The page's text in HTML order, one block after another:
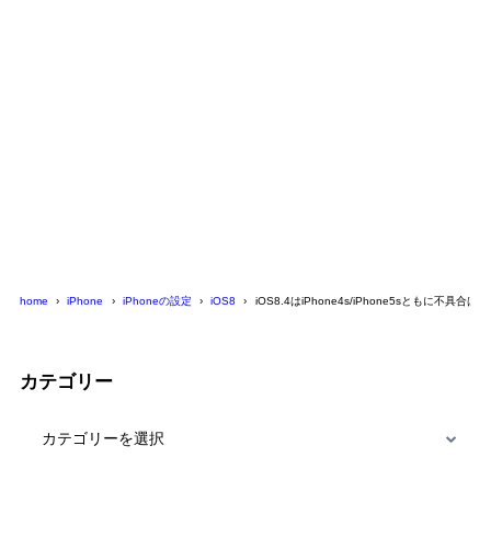
home iPhone iPhoneの設定 iOS8 iOS8.4はiPhone4s/iPhone5sともに不具合は大
カテゴリー